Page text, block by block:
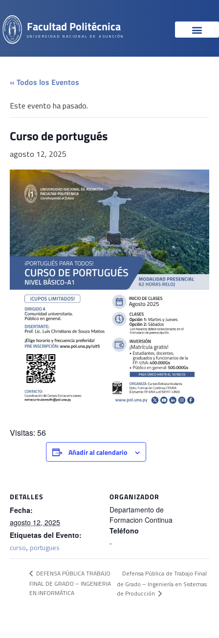
Facultad Politécnica
UNIVERSIDAD NACIONAL DE ASUNCIÓN
« Todos los Eventos
Este evento ha pasado.
Curso de portugués
agosto 12, 2025
Visitas: 56
Añadir al calendario
DETALLES
Fecha:
agosto 12, 2025
Etiquetas del Evento:
curso, portugues
ORGANIZADOR
Departamento de
Formacion Continua
Teléfono
-
DEFENSA PÚBLICA TRABAJO
FINAL DE GRADO – INGENIERIA
EN INFORMÁTICA
Defensa Pública de Trabajo Final
de Grado – Ingeniería en Sistemas
de Producción